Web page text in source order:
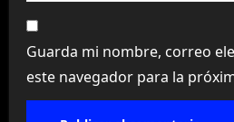
Guarda mi nombre, correo
este navegador para la